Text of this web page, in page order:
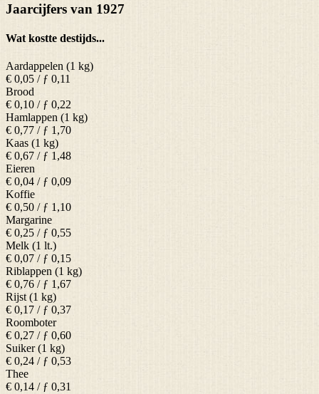
Jaarcijfers van 1927
Wat kostte destijds...
Aardappelen (1 kg)
€ 0,05 / ƒ 0,11
Brood
€ 0,10 / ƒ 0,22
Hamlappen (1 kg)
€ 0,77 / ƒ 1,70
Kaas (1 kg)
€ 0,67 / ƒ 1,48
Eieren
€ 0,04 / ƒ 0,09
Koffie
€ 0,50 / ƒ 1,10
Margarine
€ 0,25 / ƒ 0,55
Melk (1 lt.)
€ 0,07 / ƒ 0,15
Riblappen (1 kg)
€ 0,76 / ƒ 1,67
Rijst (1 kg)
€ 0,17 / ƒ 0,37
Roomboter
€ 0,27 / ƒ 0,60
Suiker (1 kg)
€ 0,24 / ƒ 0,53
Thee
€ 0,14 / ƒ 0,31